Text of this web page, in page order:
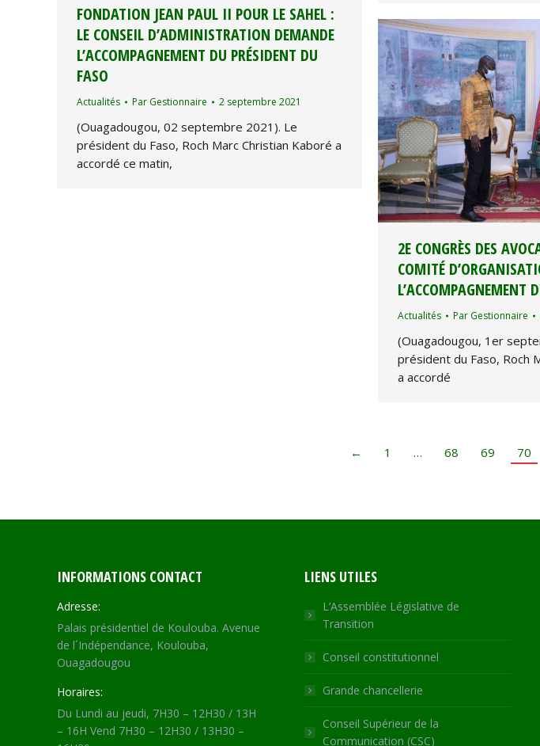
FONDATION JEAN PAUL II POUR LE SAHEL :
LE CONSEIL D’ADMINISTRATION DEMANDE
L’ACCOMPAGNEMENT DU PRÉSIDENT DU
FASO
Actualités Par Gestionnaire 2 septembre 2021
(Ouagadougou, 02 septembre 2021). Le
président du Faso, Roch Marc Christian Kaboré a
accordé ce matin,
2E CONGRÈS DES
COMITÉ
L’ACCOMPAGNEMENT
Actualités Par Gestionnaire
(Ouagadougou, 1er
président du Faso, Roch
a accordé
← 1 … 68 69 70
INFORMATIONS CONTACT
Adresse:
Palais présidentiel de Koulouba. Avenue
de l´Indépendance, Koulouba,
Ouagadougou
Horaires:
Du Lundi au jeudi, 7H30 – 12H30 / 13H
– 16H Vend 7H30 – 12H30 / 13H30 –
LIENS UTILES
L’Assemblée Législative de
Transition
Conseil constitutionnel
Grande chancellerie
Conseil Supérieur de la
Communication (CSC)